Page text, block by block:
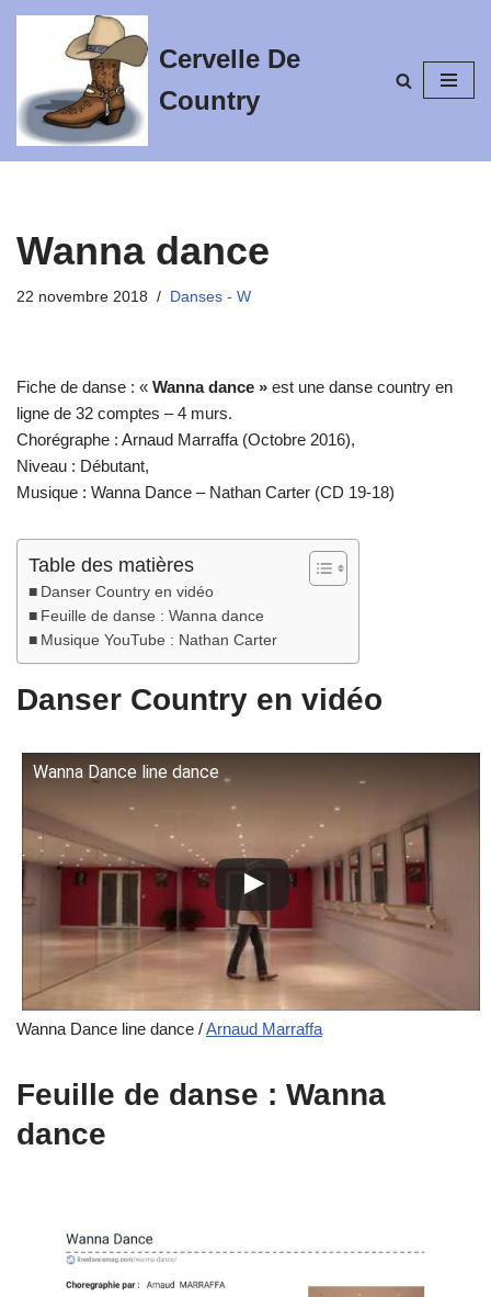
contenu
Cervelle De
Country
Wanna dance
22 novembre 2018 Danses - W
Fiche de danse : « Wanna dance » est une danse country en
ligne de 32 comptes – 4 murs.
Chorégraphe : Arnaud Marraffa (Octobre 2016),
Niveau : Débutant,
Musique : Wanna Dance – Nathan Carter (CD 19-18)
Table des matières
Danser Country en vidéo
Feuille de danse : Wanna dance
Musique YouTube : Nathan Carter
Danser Country en vidéo
Wanna Dance line dance
Wanna Dance line dance /Arnaud Marraffa
Feuille de danse : Wanna
dance